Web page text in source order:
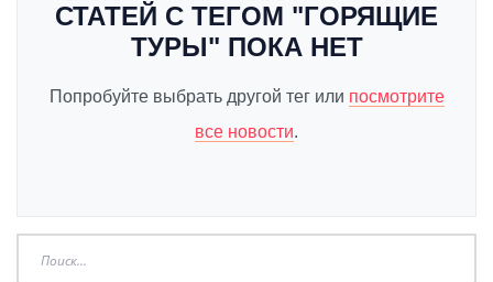
СТАТЕЙ С ТЕГОМ "ГОРЯЩИЕ
ТУРЫ" ПОКА НЕТ
Попробуйте выбрать другой тег или посмотрите
все новости.